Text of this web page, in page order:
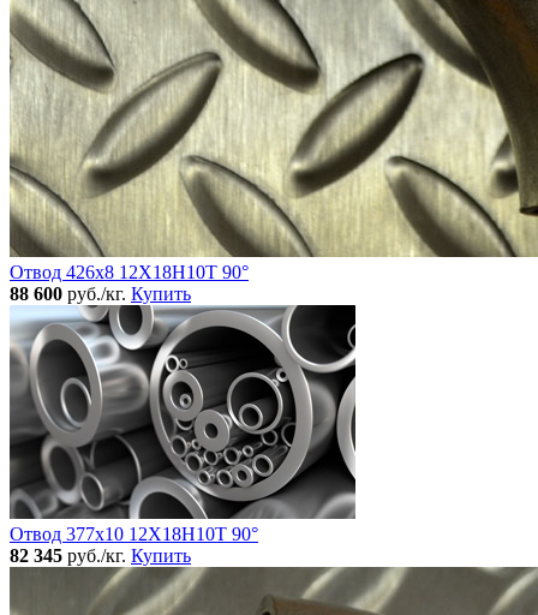
Отвод 426х8 12Х18Н10Т 90°
88 600 руб./кг. Купить
Отвод 377х10 12Х18Н10Т 90°
82 345 руб./кг. Купить